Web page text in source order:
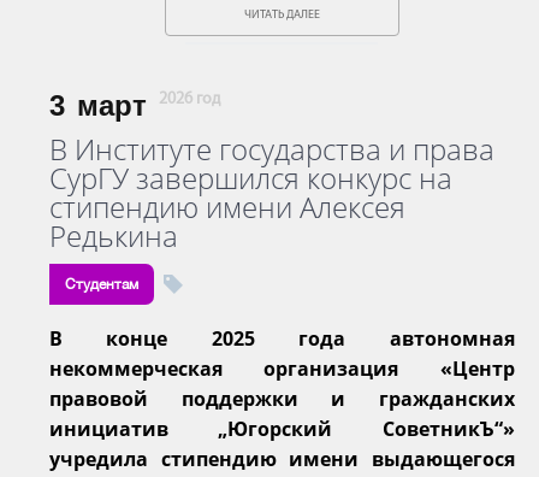
ЧИТАТЬ ДАЛЕЕ
3 март 2026 год
В Институте государства и права
СурГУ завершился конкурс на
стипендию имени Алексея
Редькина
Студентам
В конце 2025 года автономная
некоммерческая организация «Центр
правовой поддержки и гражданских
инициатив „Югорский СоветникЪ“»
учредила стипендию имени выдающегося